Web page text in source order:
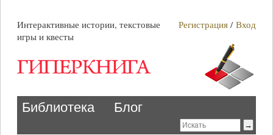
Интерактивные истории, текстовые
игры и квесты
Регистрация /Вход
Библиотека Блог